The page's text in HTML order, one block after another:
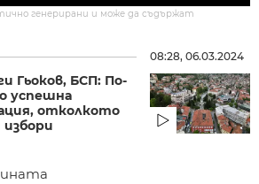
генерирани и може да съдържат
Гьоков, БСП: По-
успешна
отколкото
избори
08:28, 06.03.2024